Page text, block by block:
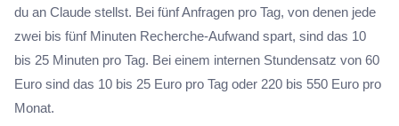
du an Claude stellst. Bei fünf Anfragen pro Tag, von denen jede
zwei bis fünf Minuten Recherche-Aufwand spart, sind das 10
bis 25 Minuten pro Tag. Bei einem internen Stundensatz von 60
Euro sind das 10 bis 25 Euro pro Tag oder 220 bis 550 Euro pro
Monat.